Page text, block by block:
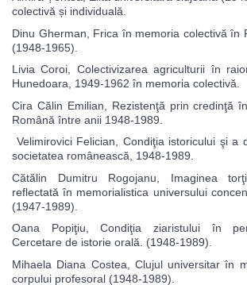
colectivă și individuală.
Dinu Gherman, Frica în memoria colectivă în
(1948-1965).
Livia Coroi, Colectivizarea agriculturii în
Hunedoara, 1949-1962 în memoria colectivă.
Cira Călin Emilian, Rezistenţă prin credinţă
Română între anii 1948-1989.
Velimirovici Felician, Condiţia istoricului şi a
societatea românească, 1948-1989.
Cătălin Dumitru Rogojanu, Imaginea
reflectată în memorialistica universului
(1947-1989).
Oana Popiţiu, Condiţia ziaristului în
Cercetare de istorie orală. (1948-1989).
Mihaela Diana Costea, Clujul universitar în
corpului profesoral (1948-1989).